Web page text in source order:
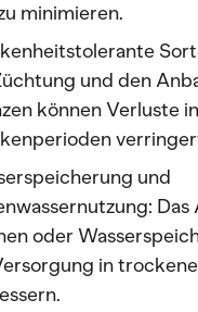
minimieren.
und den
können Verluste in
und
Das
oder
in